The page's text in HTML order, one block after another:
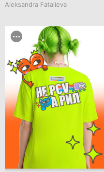
Aleksandra Fatalieva